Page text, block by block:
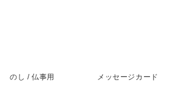
のし / 仏事用 メッセージカード